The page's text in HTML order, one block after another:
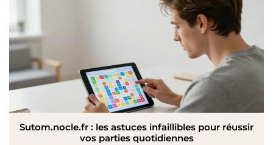
Sutom.nocle.fr : les astuces infaillibles pour réussir
vos parties quotidiennes